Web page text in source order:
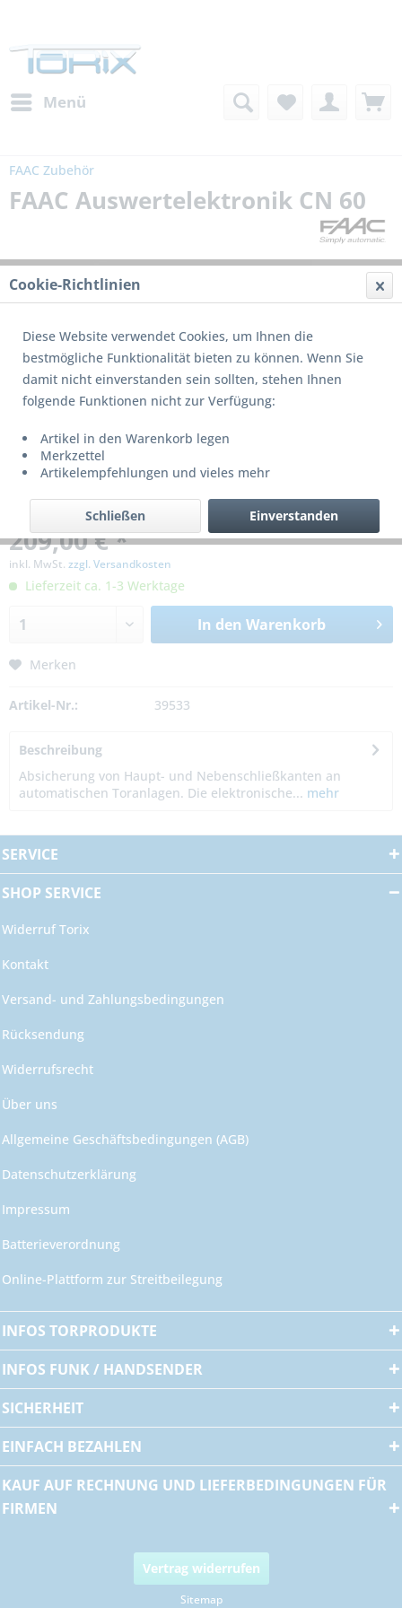
Menü
FAAC Zubehör
FAAC Auswertelektronik CN 60
209,00 € *
inkl. MwSt. zzgl. Versandkosten
Lieferzeit ca. 1-3 Werktage
In den Warenkorb
Merken
Artikel-Nr.: 39533
Beschreibung
Absicherung von Haupt- und Nebenschließkanten an
automatischen Toranlagen. Die elektronische... mehr
SERVICE
SHOP SERVICE
Widerruf Torix
Kontakt
Versand- und Zahlungsbedingungen
Rücksendung
Widerrufsrecht
Über uns
Allgemeine Geschäftsbedingungen (AGB)
Datenschutzerklärung
Impressum
Batterieverordnung
Online-Plattform zur Streitbeilegung
INFOS TORPRODUKTE
INFOS FUNK / HANDSENDER
SICHERHEIT
EINFACH BEZAHLEN
KAUF AUF RECHNUNG UND LIEFERBEDINGUNGEN FÜR
FIRMEN
Vertrag widerrufen
Sitemap
Cookie-Richtlinien
Diese Website verwendet Cookies, um Ihnen die
bestmögliche Funktionalität bieten zu können. Wenn Sie
damit nicht einverstanden sein sollten, stehen Ihnen
folgende Funktionen nicht zur Verfügung:
Artikel in den Warenkorb legen
Merkzettel
Artikelempfehlungen und vieles mehr
Einverstanden
Schließen